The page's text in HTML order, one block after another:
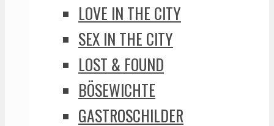
LOVE IN THE CITY
SEX IN THE CITY
LOST & FOUND
BÖSEWICHTE
GASTROSCHILDER